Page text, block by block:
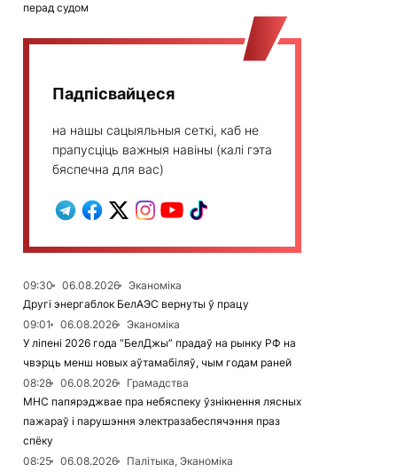
перад судом
Падпісвайцеся
на нашы сацыяльныя сеткі, каб не
прапусціць важныя навіны (калі гэта
бяспечна для вас)
09:30 06.08.2026
Эканоміка
Другі энергаблок БелАЭС вернуты ў працу
09:01
06.08.2026
Эканоміка
У ліпені 2026 года “БелДжы” прадаў на рынку РФ на
чвэрць менш новых аўтамабіляў, чым годам раней
08:28
06.08.2026
Грамадства
МНС папярэджвае пра небяспеку ўзнікнення лясных
пажараў і парушэння электразабеспячэння праз
спёку
08:25
06.08.2026
Палітыка, Эканоміка